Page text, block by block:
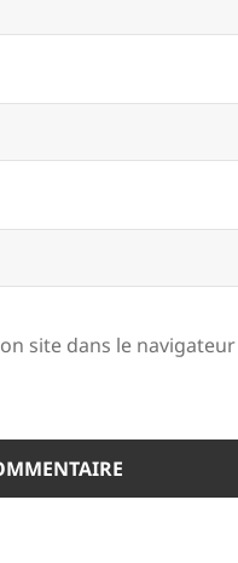
site dans le